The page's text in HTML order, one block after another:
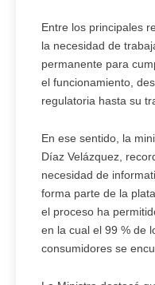
Entre los principales
la necesidad de
permanente para
el funcionamiento,
regulatoria hasta su
En ese sentido, la
Díaz Velázquez,
necesidad de
forma parte de la
el proceso ha
en la cual el 99 % de
consumidores se